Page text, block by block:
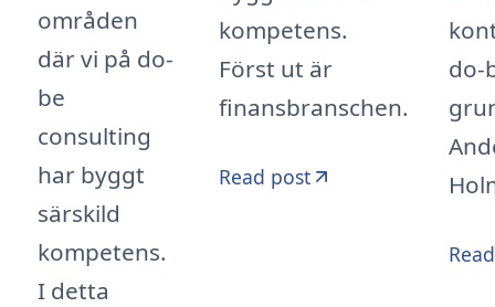
do-
områden
där vi på do-
be
consulting
har byggt
särskild
kompetens.
I detta
kompetens.
Först ut är
finansbranschen.
Read post